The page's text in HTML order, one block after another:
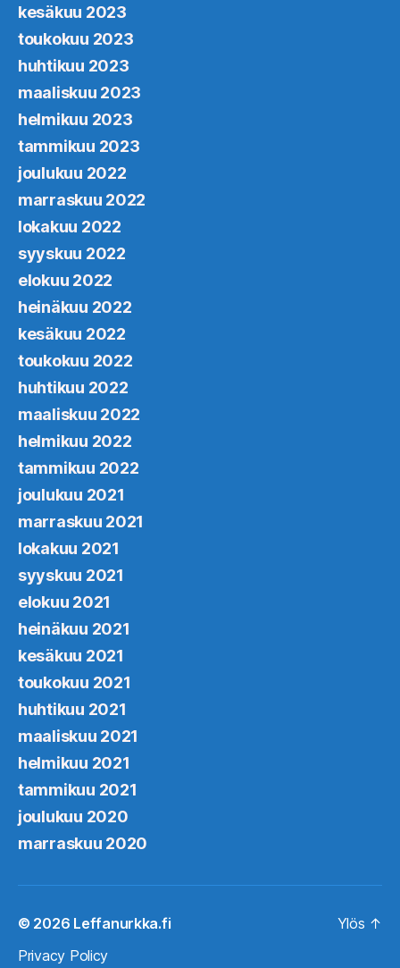
kesäkuu 2023
toukokuu 2023
huhtikuu 2023
maaliskuu 2023
helmikuu 2023
tammikuu 2023
joulukuu 2022
marraskuu 2022
lokakuu 2022
syyskuu 2022
elokuu 2022
heinäkuu 2022
kesäkuu 2022
toukokuu 2022
huhtikuu 2022
maaliskuu 2022
helmikuu 2022
tammikuu 2022
joulukuu 2021
marraskuu 2021
lokakuu 2021
syyskuu 2021
elokuu 2021
heinäkuu 2021
kesäkuu 2021
toukokuu 2021
huhtikuu 2021
maaliskuu 2021
helmikuu 2021
tammikuu 2021
joulukuu 2020
marraskuu 2020
© 2026 Leffanurkka.fi
Privacy Policy
Ylös ↑